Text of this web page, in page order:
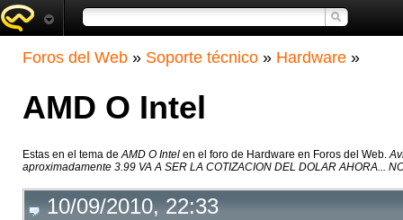
Foros del Web » Soporte técnico » Hardware »
AMD O Intel
Estas en el tema deAMD O Intel en el foro de Hardware en Foros del Web.
aproximadamente 3.99 VA A SER LA COTIZACION DEL DOLAR AHORA...
10/09/2010, 22:33